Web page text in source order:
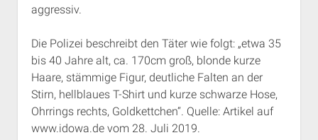
Bibliothek
Kontakt & PGP-Key
aggressiv.
Die Polizei beschreibt den Täter wie folgt: „etwa 35
bis 40 Jahre alt, ca. 170cm groß, blonde kurze
Haare, stämmige Figur, deutliche Falten an der
Stirn, hellblaues T-Shirt und kurze schwarze Hose,
Ohrrings rechts, Goldkettchen“. Quelle: Artikel auf
www.idowa.de vom 28. Juli 2019.